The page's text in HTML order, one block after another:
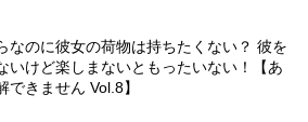
なのに彼女の荷物は持ちたくない？ 彼を
いけど楽しまないともったいない！【あ
できません Vol.8】